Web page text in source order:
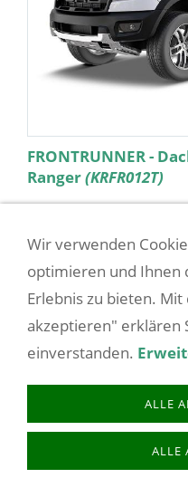
FRONTRUNNER -
Ranger(KRFR012T)
Dieser Slimline II
Ranger T6 / Wildtrak /
enthält die Slimline II
Windabweiser und 1
Slimline II Plattfo...
Wir verwenden
optimieren und Ihnen
Erlebnis zu bieten. Mit
akzeptieren" erklären
einverstanden.
ALLE
ALLE